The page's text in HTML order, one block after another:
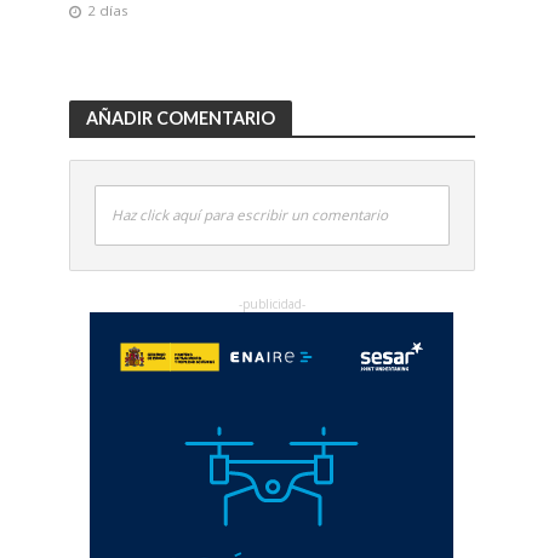
2 días
AÑADIR COMENTARIO
Haz click aquí para escribir un comentario